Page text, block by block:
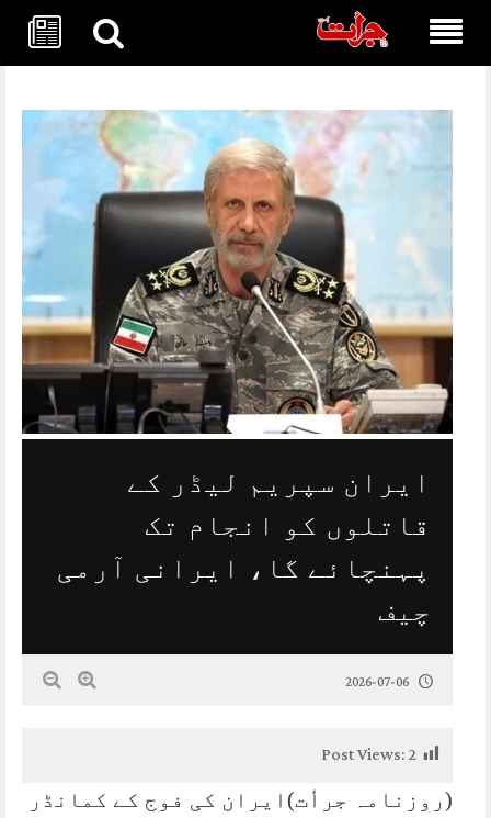
ایران سپریم لیڈر کے
قاتلوں کو انجام تک
پہنچائے گا، ایرانی آرمی
چیف
2026-07-06
Post Views:2
(روزنامہ جرأت)ایران کی فوج کے کمانڈر